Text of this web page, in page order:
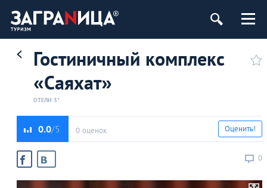
Гостиничный комплекс
«Саяхат»
ОТЕЛИ 3*
0.0 0 оценок
0
Оценить!